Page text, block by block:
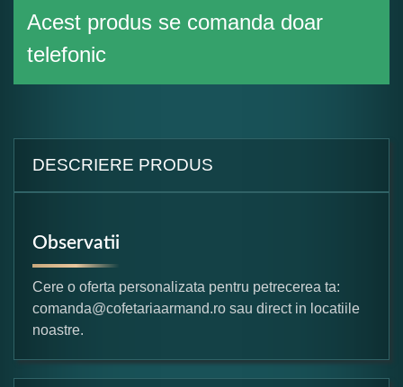
Acest produs se comanda doar
telefonic
DESCRIERE PRODUS
Observatii
Cere o oferta personalizata pentru petrecerea ta:
comanda@cofetariaarmand.ro sau direct in locatiile
noastre.